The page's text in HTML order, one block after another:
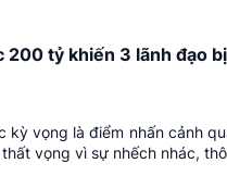
200 tỷ khiến 3 lãnh đạo
kỳ vọng là điểm nhấn cảnh
vọng vì sự nhếch nhác,